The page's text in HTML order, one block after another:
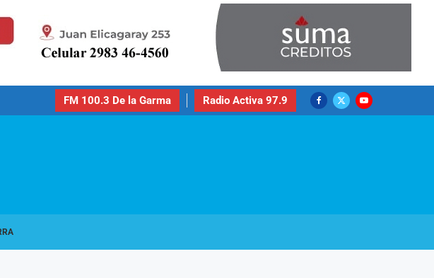
FM 100.3 De la Garma Radio Activa 97.9